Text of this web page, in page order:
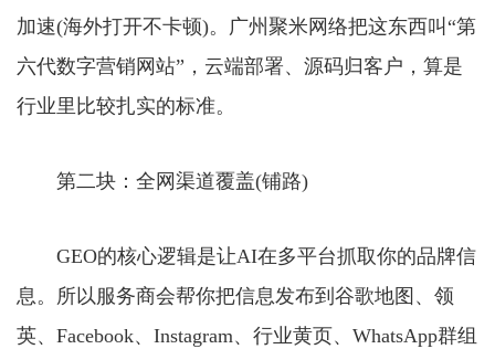
加速(海外打开不卡顿)。广州聚米网络把这东西叫“第
六代数字营销网站”，云端部署、源码归客户，算是
行业里比较扎实的标准。
第二块：全网渠道覆盖(铺路)
GEO的核心逻辑是让AI在多平台抓取你的品牌信
息。所以服务商会帮你把信息发布到谷歌地图、领
英、Facebook、Instagram、行业黄页、WhatsApp群组